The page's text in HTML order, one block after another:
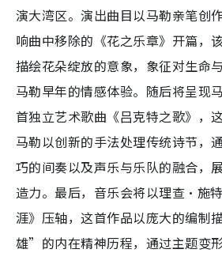
演大湾区。演出曲目以马勒亲笔创
响曲中移除的《花之乐章》开篇，
描绘花朵绽放的意象，象征对生命
马勒早年的情感体验。随后将呈现
首独立艺术歌曲《吕克特之歌》，
马勒以创新的手法处理传统诗节，
巧的间奏以及声乐与乐队的融合，
造力。最后，音乐会将以理查·施
涯》压轴，这首作品以庞大的编制
雄”的内在精神历程，通过主题变